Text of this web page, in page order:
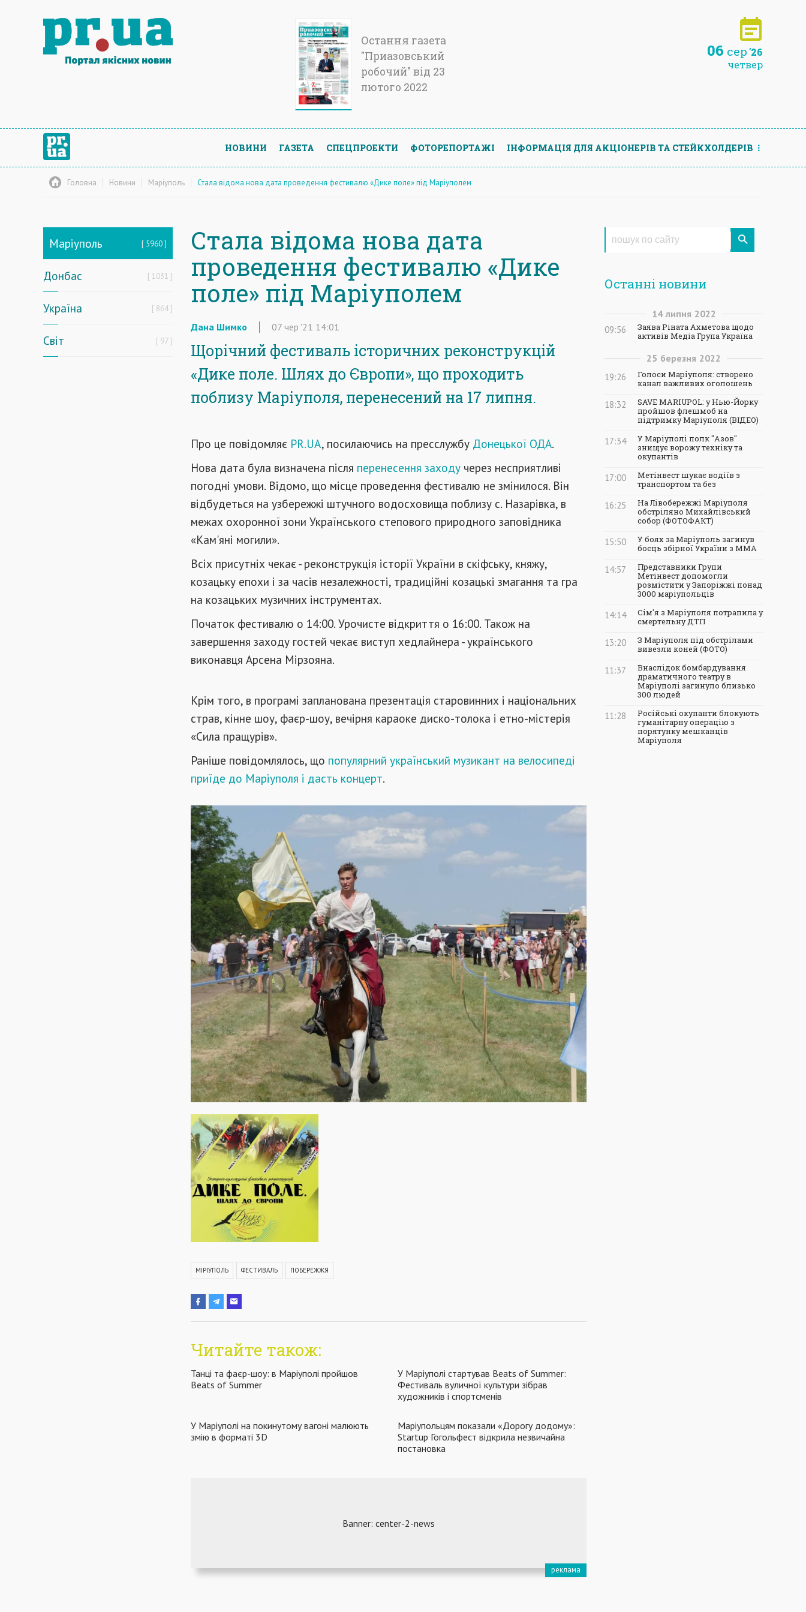
Остання газета
"Приазовський
робочий" від 23
лютого 2022
06 сер '26
четвер
НОВИНИ ГАЗЕТА СПЕЦПРОЕКТИ ФОТОРЕПОРТАЖІ ІНФОРМАЦIЯ ДЛЯ АКЦIОНЕРIВ ТА СТЕЙКХОЛДЕРIВ
Головна Новини Маріуполь Стала відома нова дата проведення фестивалю «Дике поле» під Маріуполем
Маріуполь 5960
Донбас 1031
Україна 864
Світ 97
Стала відома нова дата
проведення фестивалю «Дике
поле» під Маріуполем
Дана Шимко 07 чер '21 14:01
Щорічний фестиваль історичних реконструкцій
«Дике поле. Шлях до Європи», що проходить
поблизу Маріуполя, перенесений на 17 липня.
Про це повідомляє PR.UA, посилаючись на пресслужбу Донецької ОДА.
Нова дата була визначена після перенесення заходу через несприятливі
погодні умови. Відомо, що місце проведення фестивалю не змінилося. Він
відбудеться на узбережжі штучного водосховища поблизу с. Назарівка, в
межах охоронної зони Українського степового природного заповідника
«Кам'яні могили».
Всіх присутніх чекає - реконструкція історії України в скіфську, княжу,
козацьку епохи і за часів незалежності, традиційні козацькі змагання та гра
на козацьких музичних інструментах.
Початок фестивалю о 14:00. Урочисте відкриття о 16:00. Також на
завершення заходу гостей чекає виступ хедлайнера - українського
виконавця Арсена Мірзояна.
Крім того, в програмі запланована презентація старовинних і національних
страв, кінне шоу, фаєр-шоу, вечірня караоке диско-толока і етно-містерія
«Сила пращурів».
Раніше повідомлялось, що популярний український музикант на велосипеді
приїде до Маріуполя і дасть концерт.
МІРІУПОЛЬ ФЕСТИВАЛЬ ПОБЕРЕЖЖЯ
Читайте також:
Танці та фаєр-шоу: в Маріуполі пройшов
Beats of Summer
У Маріуполі стартував Beats of Summer:
Фестиваль вуличної культури зібрав
художників і спортсменів
У Маріуполі на покинутому вагоні малюють
змію в форматі 3D
Маріупольцям показали «Дорогу додому»:
Startup Гогольфест відкрила незвичайна
постановка
Останні новини
14 липня 2022
09:56
Заява Ріната Ахметова щодо
активів Медіа Група Україна
25 березня 2022
19:26
Голоси Маріуполя: створено
канал важливих оголошень
18:32
SAVE MARIUPOL: у Нью-Йорку
пройшов флешмоб на
підтримку Маріуполя (ВІДЕО)
17:34
У Маріуполі полк "Азов"
знищує ворожу техніку та
окупантів
17:00
Метінвест шукає водіїв з
транспортом та без
16:25
На Лівобережжі Маріуполя
обстріляно Михайлівський
собор (ФОТОФАКТ)
15:50
У боях за Маріуполь загинув
боєць збірної України з ММА
14:57
Представники Групи
Метінвест допомогли
розмістити у Запоріжжі понад
3000 маріупольців
14:14
Сім'я з Маріуполя потрапила у
смертельну ДТП
13:20
З Маріуполя під обстрілами
вивезли коней (ФОТО)
11:37
Внаслідок бомбардування
драматичного театру в
Маріуполі загинуло близько
300 людей
11:28
Російські окупанти блокують
гуманітарну операцію з
порятунку мешканців
Маріуполя